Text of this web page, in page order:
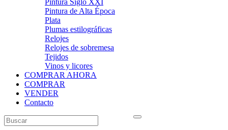
Pintura Siglo XXI
Pintura de Alta Época
Plata
Plumas estilográficas
Relojes
Relojes de sobremesa
Tejidos
Vinos y licores
COMPRAR AHORA
COMPRAR
VENDER
Contacto